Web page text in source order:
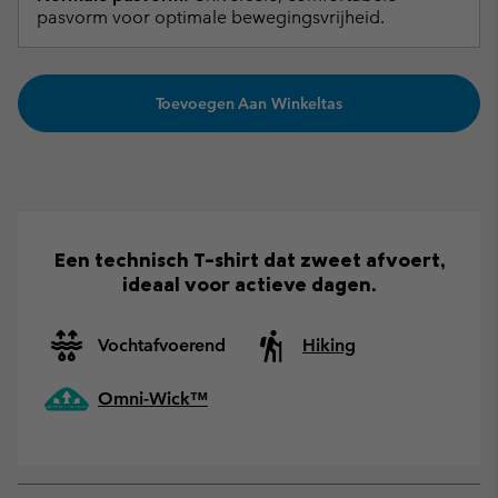
pasvorm voor optimale bewegingsvrijheid.
Toevoegen Aan Winkeltas
Een technisch T-shirt dat zweet afvoert,
ideaal voor actieve dagen.
Vochtafvoerend Hiking
Omni-Wick™